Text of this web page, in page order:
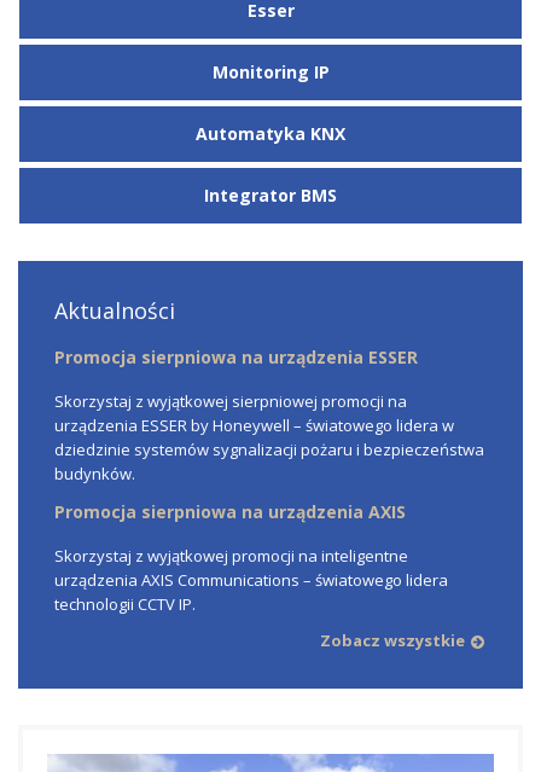
Esser
Monitoring IP
Automatyka KNX
Integrator BMS
Aktualności
Promocja sierpniowa na urządzenia ESSER
Skorzystaj z wyjątkowej sierpniowej promocji na
urządzenia ESSER by Honeywell – światowego lidera w
dziedzinie systemów sygnalizacji pożaru i bezpieczeństwa
budynków.
Promocja sierpniowa na urządzenia AXIS
Skorzystaj z wyjątkowej promocji na inteligentne
urządzenia AXIS Communications – światowego lidera
technologii CCTV IP.
Zobacz wszystkie